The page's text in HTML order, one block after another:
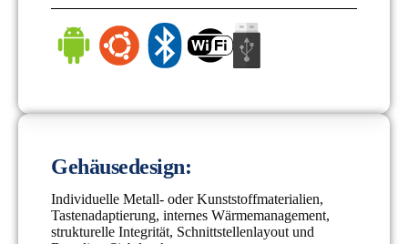
Gehäusedesign:
Individuelle Metall- oder Kunststoffmaterialien,
Tastenadaptierung, internes Wärmemanagement,
strukturelle Integrität, Schnittstellenlayout und